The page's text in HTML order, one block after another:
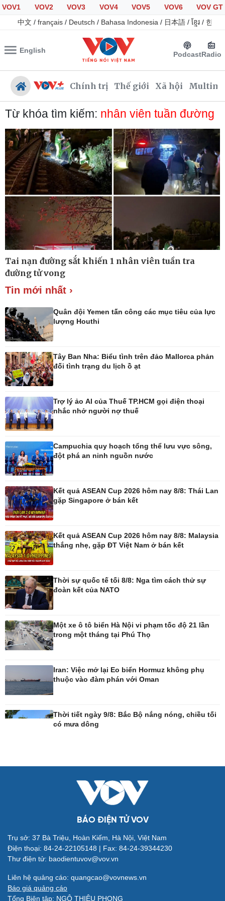
VOV1 VOV2 VOV3 VOV4 VOV5 VOV6
VOV GT
中文 / français / Deutsch / Bahasa Indonesia / 日本語 / ខ្មែរ / 한국
English PodcastRadio
Chính trị Thế giới Xã hội
Chính trị
Đảng
Tổ chức nhân sự
Quốc hội
Nhận diện sự thật
Xã hội
Tin 24h
Giáo dục
Dự báo thời tiết
Dấu ấn VOV
Thế giới
Quan sát
Cuộc sống đó đây
Multimedia
Infographic
Kinh tế
Bất động sản
Khởi nghiệp
Thị trường
Tỷ giá
Chứng khoán
Pháp luật
Vụ án
Tin nóng
Tư vấn luật
Bóng đá quốc tế
eSports
Hậu trường
Ô tô - Xe máy
Xe máy
Tư vấn
Doanh nghiệp 24h
Doanh nhân
Sành điệu
Tin Công nghệ
Dinh dưỡng - món ngon
Làm đẹp - giảm cân
Ăn sạch sống khỏe
Đời sống
Nhà đẹp
Blog
Văn hóa
Âm nhạc
Từ khóa tìm kiếm: nhân viên tuần đường
Tai nạn đường sắt khiến 1 nhân viên tuần tra
đường tử vong
Tin mới nhất ›
Quân đội Yemen tấn công các mục tiêu của lực
lượng Houthi
Tây Ban Nha: Biểu tình trên đảo Mallorca phản
đối tình trạng du lịch ồ ạt
Trợ lý ảo AI của Thuế TP.HCM gọi điện thoại
nhắc nhở người nợ thuế
Campuchia quy hoạch tổng thể lưu vực sông,
đột phá an ninh nguồn nước
Kết quả ASEAN Cup 2026 hôm nay 8/8: Thái Lan
gặp Singapore ở bán kết
Kết quả ASEAN Cup 2026 hôm nay 8/8: Malaysia
thắng nhẹ, gặp ĐT Việt Nam ở bán kết
Thời sự quốc tế tối 8/8: Nga tìm cách thử sự
đoàn kết của NATO
Một xe ô tô biển Hà Nội vi phạm tốc độ 21 lần
trong một tháng tại Phú Thọ
Iran: Việc mở lại Eo biển Hormuz không phụ
thuộc vào đàm phán với Oman
Thời tiết ngày 9/8: Bắc Bộ nắng nóng, chiều tối
có mưa dông
BÁO ĐIỆN TỬ VOV
Trụ sở: 37 Bà Triệu, Hoàn Kiếm, Hà Nội, Việt Nam
Điện thoại: 84-24-22105148 | Fax: 84-24-39344230
Thư điện tử: baodientuvov@vov.vn
Liên hệ quảng cáo: quangcao@vovnews.vn
Báo giá quảng cáo
Tổng Biên tập: NGÔ THIỆU PHONG